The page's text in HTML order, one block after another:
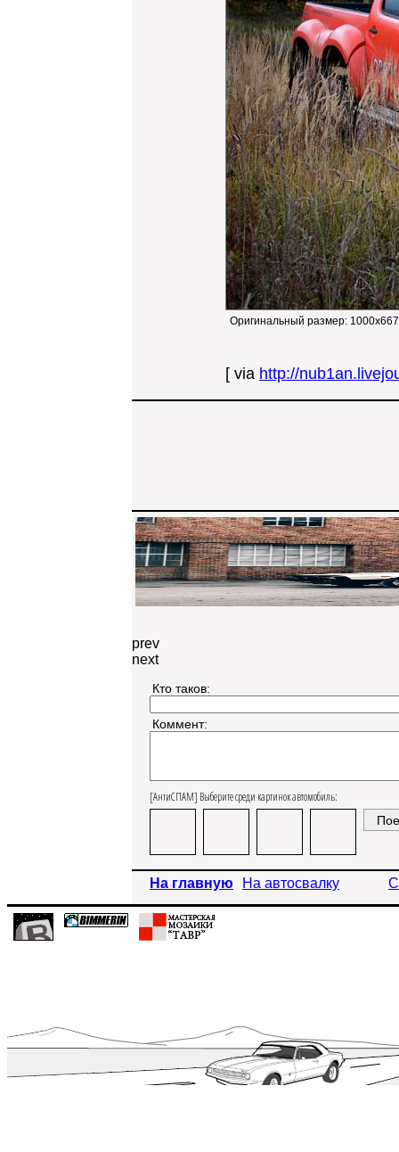
Оригинальный размер:
[ via http://
prev
next
Кто таков:
Коммент:
[АнтиСПАМ] Выберите среди картинок автомобиль:
На главную На автосвалку